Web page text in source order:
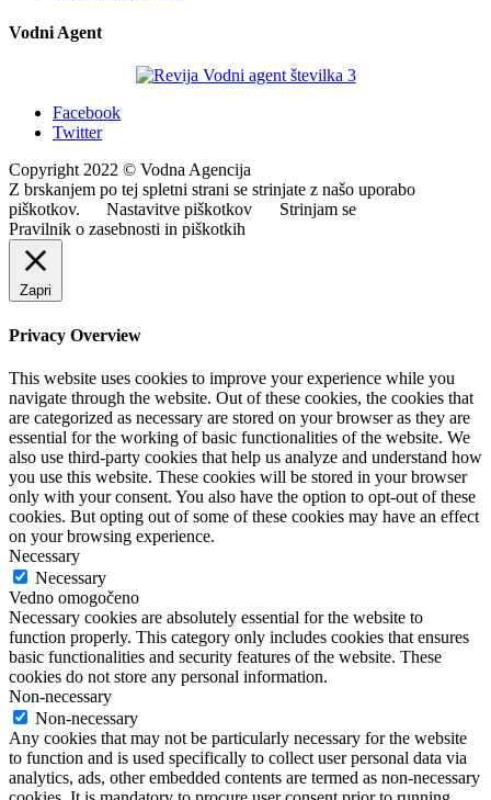
Vodni Agent
Facebook
Twitter
Copyright 2022 © Vodna Agencija
Z brskanjem po tej spletni strani se strinjate z našo uporabo
piškotkov.
Nastavitve piškotkov
Strinjam se
Pravilnik o zasebnosti in piškotkih
Zapri
Privacy Overview
This website uses cookies to improve your experience while you
navigate through the website. Out of these cookies, the cookies that
are categorized as necessary are stored on your browser as they are
essential for the working of basic functionalities of the website. We
also use third-party cookies that help us analyze and understand how
you use this website. These cookies will be stored in your browser
only with your consent. You also have the option to opt-out of these
cookies. But opting out of some of these cookies may have an effect
on your browsing experience.
Necessary
Necessary
Vedno omogočeno
Necessary cookies are absolutely essential for the website to
function properly. This category only includes cookies that ensures
basic functionalities and security features of the website. These
cookies do not store any personal information.
Non-necessary
Non-necessary
Any cookies that may not be particularly necessary for the website
to function and is used specifically to collect user personal data via
analytics, ads, other embedded contents are termed as non-necessary